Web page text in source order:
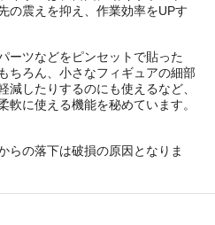
の震えを抑え、作業効率をUPす
ーツなどをピンセットで貼った
ちろん、小さなフィギュアの細部
減したりするのにも使えるなど、
軟に使える機能を秘めています。
らの落下は破損の原因となりま